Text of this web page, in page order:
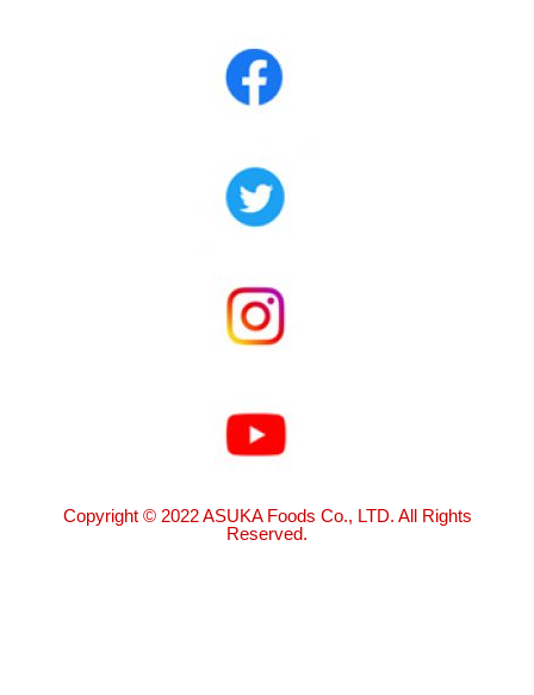
Copyright © 2022 ASUKA Foods Co., LTD. All Rights
Reserved.